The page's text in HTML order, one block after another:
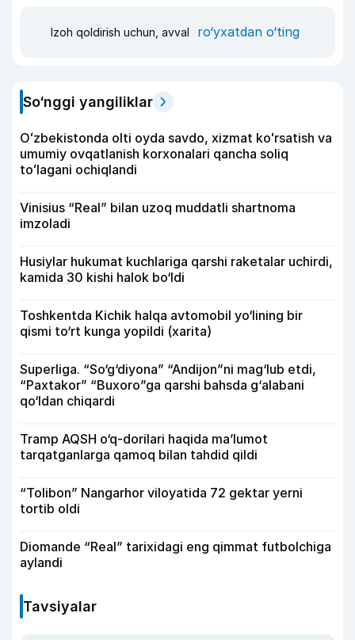
Izoh qoldirish uchun, avval ro‘yxatdan o‘ting
So‘nggi yangiliklar
Oʻzbekistonda olti oyda savdo, xizmat koʻrsatish va
umumiy ovqatlanish korxonalari qancha soliq
toʻlagani ochiqlandi
Vinisius “Real” bilan uzoq muddatli shartnoma
imzoladi
Husiylar hukumat kuchlariga qarshi raketalar uchirdi,
kamida 30 kishi halok bo‘ldi
Toshkentda Kichik halqa avtomobil yo‘lining bir
qismi to‘rt kunga yopildi (xarita)
Superliga. “So‘g‘diyona” “Andijon”ni mag‘lub etdi,
“Paxtakor” “Buxoro”ga qarshi bahsda g‘alabani
qo‘ldan chiqardi
Tramp AQSH o‘q-dorilari haqida ma’lumot
tarqatganlarga qamoq bilan tahdid qildi
“Tolibon” Nangarhor viloyatida 72 gektar yerni
tortib oldi
Diomande “Real” tarixidagi eng qimmat futbolchiga
aylandi
Tavsiyalar